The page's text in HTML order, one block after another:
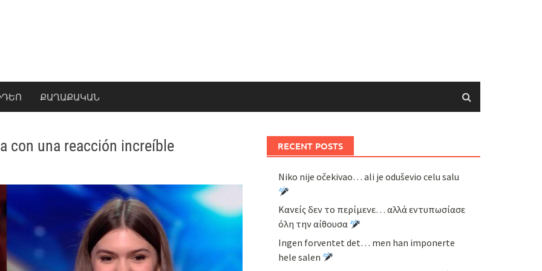
ՔԱՂԱՔԱԿԱՆ
con una reacción increíble RECENT POSTS
Niko nije očekivao… ali je oduševio celu salu
Κανείς δεν το περίμενε… αλλά εντυπωσίασε
όλη την αίθουσα
Ingen forventet det… men han imponerte
hele salen